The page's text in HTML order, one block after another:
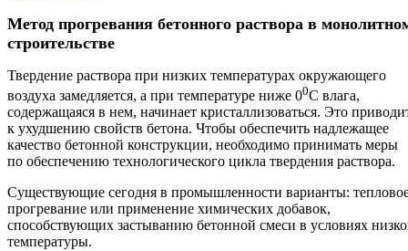
Метод прогревания бетонного раствора в
строительстве
Твердение раствора при низких температурах окружающего
воздуха замедляется, а при температуре ниже 00С влага,
содержащаяся в нем, начинает кристаллизоваться. Это
к ухудшению свойств бетона. Чтобы обеспечить надлежащее
качество бетонной конструкции, необходимо принимать меры
по обеспечению технологического цикла твердения раствора.
Существующие сегодня в промышленности варианты:
прогревание или применение химических добавок,
способствующих застыванию бетонной смеси в условиях
температуры.